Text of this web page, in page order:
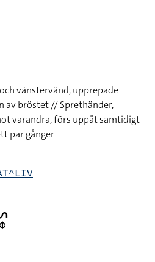
vänstervänd, upprepade
av bröstet // Sprethänder,
varandra, förs uppåt samtidigt
par gånger